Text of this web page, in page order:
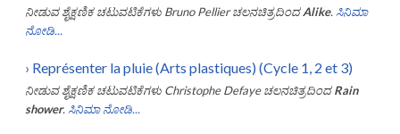
ನೀಡುವ ಶೈಕ್ಷಣಿಕ ಚಟುವಟಿಕೆಗಳು Bruno Pellier ಚಲನಚಿತ್ರದಿಂದ Alike. ಸಿನಿಮಾ
ನೋಡಿ...
› Représenter la pluie (Arts plastiques) (Cycle 1, 2 et 3)
ನೀಡುವ ಶೈಕ್ಷಣಿಕ ಚಟುವಟಿಕೆಗಳು Christophe Defaye ಚಲನಚಿತ್ರದಿಂದ Rain
shower. ಸಿನಿಮಾ ನೋಡಿ...